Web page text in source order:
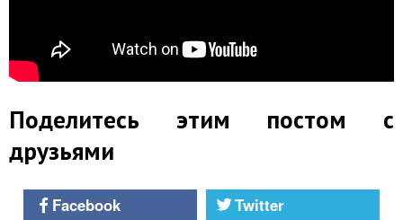
Поделитесь этим постом с
друзьями
Facebook
Twitter